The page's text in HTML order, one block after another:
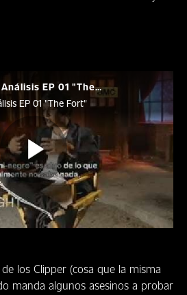
Into the Badlands - Análisis EP 01 "The Fort"
EP 01 "The Fort"
Play
los Clipper (cosa que la misma
manda algunos asesinos a probar